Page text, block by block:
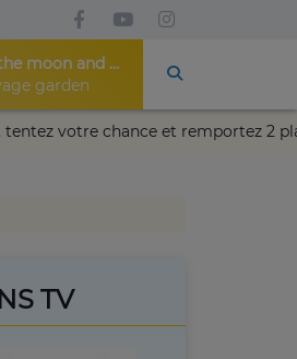
To the moon and back
garden
tentez votre chance et
TV